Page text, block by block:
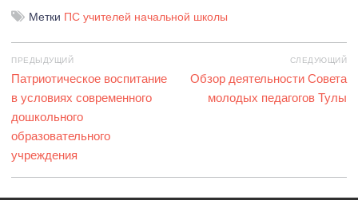
Метки ПС учителей начальной школы
Навигация
по
записям
ПРЕДЫДУЩИЙ
Предыдущая
запись:
Патриотическое воспитание
в условиях современного
дошкольного
образовательного
учреждения
СЛЕДУЮЩИЙ
Следующая
запись:
Обзор деятельности Совета
молодых педагогов Тулы